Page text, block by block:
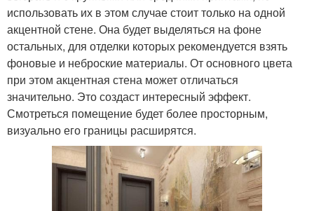
использовать их в этом случае стоит только на одной
акцентной стене. Она будет выделяться на фоне
остальных, для отделки которых рекомендуется взять
фоновые и неброские материалы. От основного цвета
при этом акцентная стена может отличаться
значительно. Это создаст интересный эффект.
Смотреться помещение будет более просторным,
визуально его границы расширятся.